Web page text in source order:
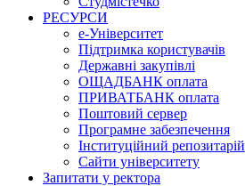
РЕСУРСИ
е-Університет
Підтримка користувачів
Державні закупівлі
ОЩАДБАНК оплата
ПРИВАТБАНК оплата
Поштовий сервер
Програмне забезпечення
Інституційний репозитарій
Сайти університету
Запитати у ректора